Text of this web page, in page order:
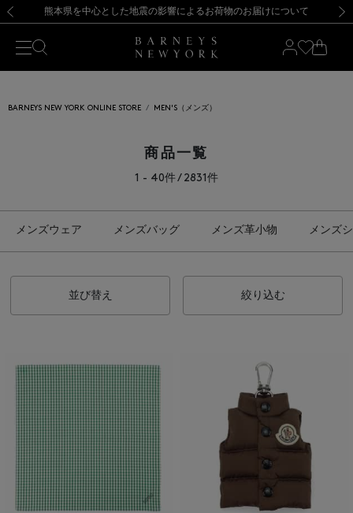
新規登録のお客様も対象！＜MY BARNEYS＞会員のお客様は11,000円（税込）以上のお買上げで常時送料無料！お買い物の際は会員登録を！
【夏季休業に伴う返品・交換承り一時停止のお知らせ】（2026.8.5）
熊本県を中心とした地震の影響によるお荷物のお届けについて
【開催中】SUMMER SALEのご案内・ご注意事項 新規登録のお客様も対象！＜MY BARNEYS＞会員のお客様は11,000円（税込）以上のお買上げで常時送料無料！お買い物の際は会員登録を！
【夏季休業に伴う返品・交換承り一時停止のお知らせ】（2026.8.5）
BARNEYS NEW YORK ONLINE STORE MEN'S（メンズ）
商品一覧
1 - 40件 / 2831件
メンズウェア メンズバッグ メンズ革小物 メンズ
並び替え 絞り込む